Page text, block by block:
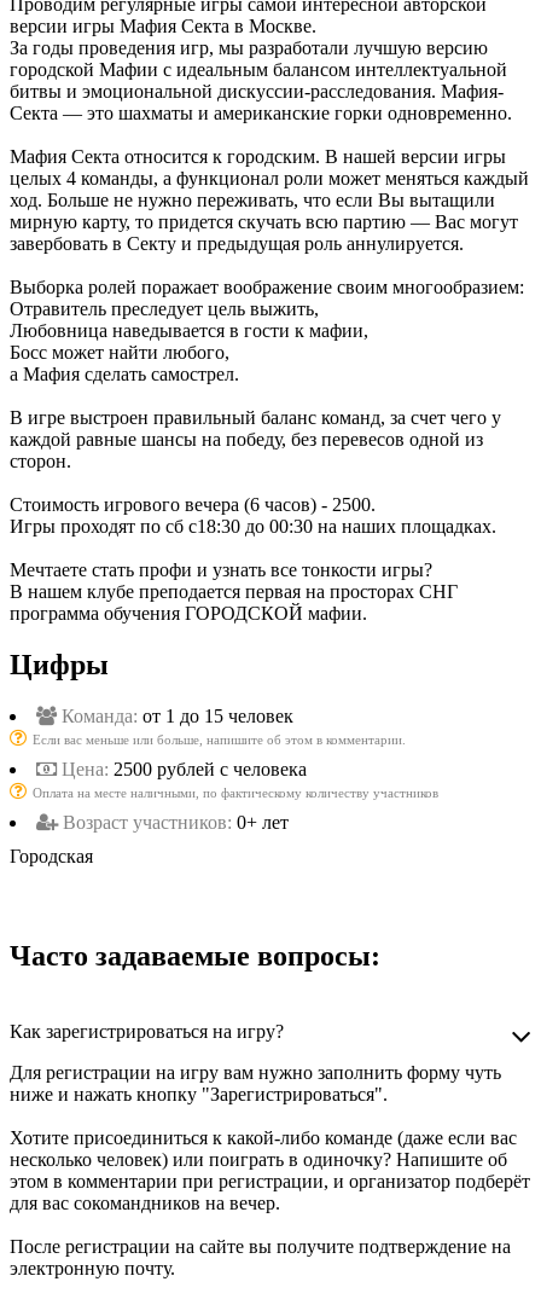
Проводим регулярные игры самой интересной авторской
версии игры Мафия Секта в Москве.
За годы проведения игр, мы разработали лучшую версию
городской Мафии с идеальным балансом интеллектуальной
битвы и эмоциональной дискуссии-расследования. Мафия-
Секта — это шахматы и американские горки одновременно.
Мафия Секта относится к городским. В нашей версии игры
целых 4 команды, а функционал роли может меняться каждый
ход. Больше не нужно переживать, что если Вы вытащили
мирную карту, то придется скучать всю партию — Вас могут
завербовать в Секту и предыдущая роль аннулируется.
Выборка ролей поражает воображение своим многообразием:
Отравитель преследует цель выжить,
Любовница наведывается в гости к мафии,
Босс может найти любого,
а Мафия сделать самострел.
В игре выстроен правильный баланс команд, за счет чего у
каждой равные шансы на победу, без перевесов одной из
сторон.
Стоимость игрового вечера (6 часов) - 2500.
Игры проходят по сб с18:30 до 00:30 на наших площадках.
Мечтаете стать профи и узнать все тонкости игры?
В нашем клубе преподается первая на просторах СНГ
программа обучения ГОРОДСКОЙ мафии.
Цифры
Команда: от 1 до 15 человек
Если вас меньше или больше, напишите об этом в комментарии.
Цена: 2500 рублей с человека
Оплата на месте наличными, по фактическому количеству участников
Возраст участников: 0+ лет
Городская
Часто задаваемые вопросы:
Как зарегистрироваться на игру?
Для регистрации на игру вам нужно заполнить форму чуть
ниже и нажать кнопку "Зарегистрироваться".
Хотите присоединиться к какой-либо команде (даже если вас
несколько человек) или поиграть в одиночку? Напишите об
этом в комментарии при регистрации, и организатор подберёт
для вас сокомандников на вечер.
После регистрации на сайте вы получите подтверждение на
электронную почту.